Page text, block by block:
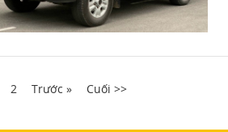
2 Trước » Cuối >>